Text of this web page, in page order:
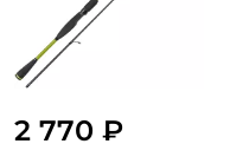
2 770 ₽